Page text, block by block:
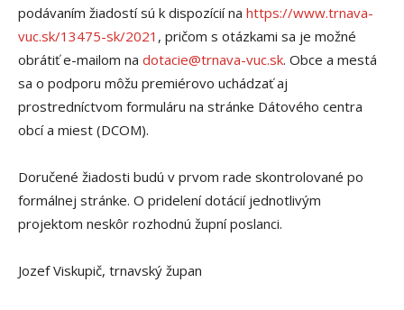
podávaním žiadostí sú k dispozícií na https://www.trnava-
vuc.sk/13475-sk/2021 , pričom s otázkami sa je možné
obrátiť e-mailom na dotacie@trnava-vuc.sk. Obce a mestá
sa o podporu môžu premiérovo uchádzať aj
prostredníctvom formuláru na stránke Dátového centra
obcí a miest (DCOM).
Doručené žiadosti budú v prvom rade skontrolované po
formálnej stránke. O pridelení dotácií jednotlivým
projektom neskôr rozhodnú župní poslanci.
Jozef Viskupič, trnavský župan